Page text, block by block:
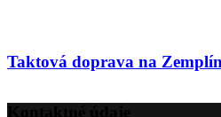
Taktová doprava na